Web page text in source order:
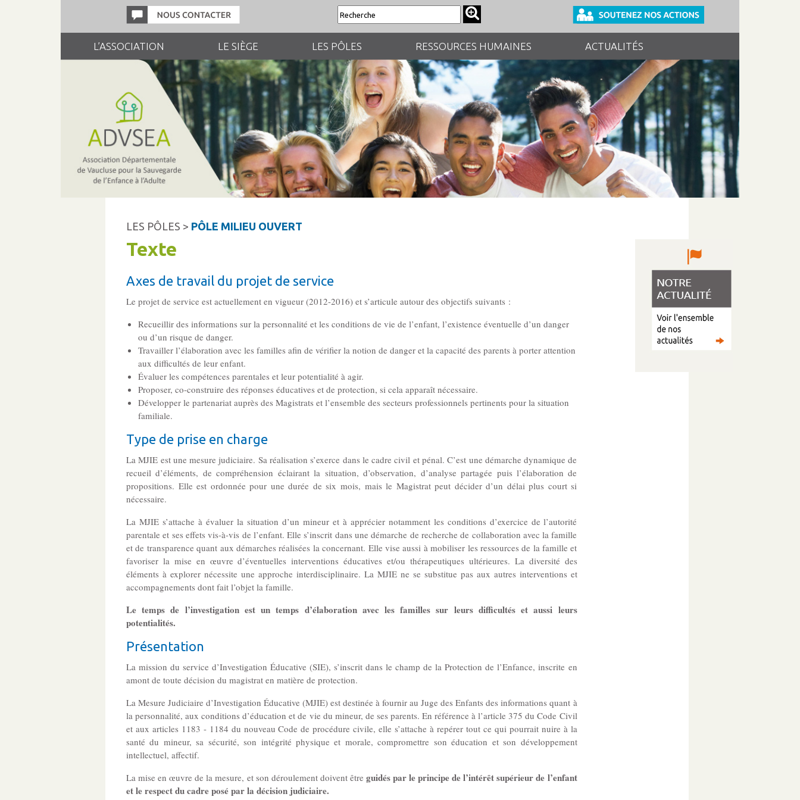
L’ASSOCIATION LE SIÈGE LES PÔLES RESSOURCES HUMAINES ACTUALITÉS
LES PÔLES > PÔLE MILIEU OUVERT
Texte
Axes de travail du projet de service
Le projet de service est actuellement en vigueur (2012-2016) et s’articule autour des objectifs suivants :
Recueillir des informations sur la personnalité et les conditions de vie de l’enfant, l’existence éventuelle d’un danger
ou d’un risque de danger.
Travailler l’élaboration avec les familles afin de vérifier la notion de danger et la capacité des parents à porter attention
aux difficultés de leur enfant.
Évaluer les compétences parentales et leur potentialité à agir.
Proposer, co-construire des réponses éducatives et de protection, si cela apparaît nécessaire.
Développer le partenariat auprès des Magistrats et l’ensemble des secteurs professionnels pertinents pour la situation
familiale.
Type de prise en charge
La MJIE est une mesure judiciaire. Sa réalisation s’exerce dans le cadre civil et pénal. C’est une démarche dynamique de
recueil d’éléments, de compréhension éclairant la situation, d’observation, d’analyse partagée puis l’élaboration de
propositions. Elle est ordonnée pour une durée de six mois, mais le Magistrat peut décider d’un délai plus court si
nécessaire.
La MJIE s’attache à évaluer la situation d’un mineur et à apprécier notamment les conditions d’exercice de l’autorité
parentale et ses effets vis-à-vis de l’enfant. Elle s’inscrit dans une démarche de recherche de collaboration avec la famille
et de transparence quant aux démarches réalisées la concernant. Elle vise aussi à mobiliser les ressources de la famille et
favoriser la mise en œuvre d’éventuelles interventions éducatives et/ou thérapeutiques ultérieures. La diversité des
éléments à explorer nécessite une approche interdisciplinaire. La MJIE ne se substitue pas aux autres interventions et
accompagnements dont fait l’objet la famille.
Le temps de l’investigation est un temps d’élaboration avec les familles sur leurs difficultés et aussi leurs
potentialités.
Présentation
La mission du service d’Investigation Éducative (SIE), s’inscrit dans le champ de la Protection de l’Enfance, inscrite en
amont de toute décision du magistrat en matière de protection.
La Mesure Judiciaire d’Investigation Éducative (MJIE) est destinée à fournir au Juge des Enfants des informations quant à
la personnalité, aux conditions d’éducation et de vie du mineur, de ses parents. En référence à l’article 375 du Code Civil
et aux articles 1183 - 1184 du nouveau Code de procédure civile, elle s’attache à repérer tout ce qui pourrait nuire à la
santé du mineur, sa sécurité, son intégrité physique et morale, compromettre son éducation et son développement
intellectuel, affectif.
La mise en œuvre de la mesure, et son déroulement doivent être guidés par le principe de l’intérêt supérieur de l’enfant
et le respect du cadre posé par la décision judiciaire.